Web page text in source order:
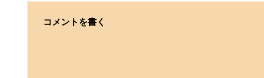
コメントを書く